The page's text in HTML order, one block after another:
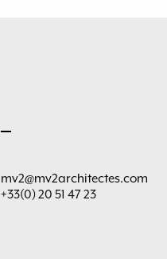
mv2@mv2architectes.com
+33(0) 20 51 47 23